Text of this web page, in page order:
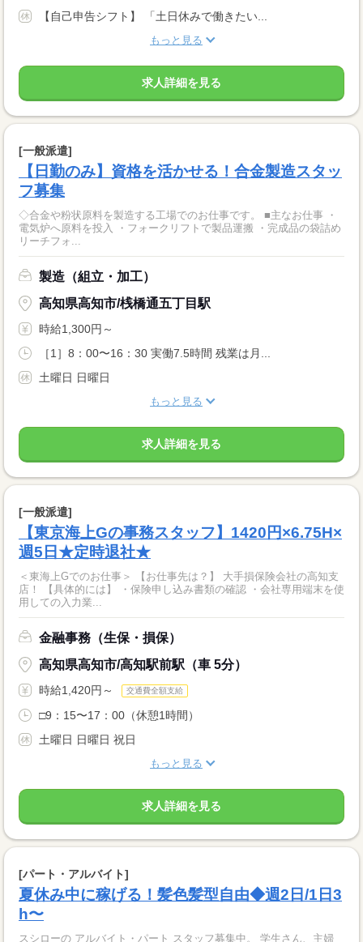
【自己申告シフト】 「土日休みで働きたい...
もっと見る
求人詳細を見る
[一般派遣]
【日勤のみ】資格を活かせる！合金製造スタッ
フ募集
◇合金や粉状原料を製造する工場でのお仕事です。 ■主なお仕事 ・
電気炉へ原料を投入 ・フォークリフトで製品運搬 ・完成品の袋詰め
リーチフォ...
製造（組立・加工）
高知県高知市/桟橋通五丁目駅
時給1,300円～
［1］8：00〜16：30 実働7.5時間 残業は月...
土曜日 日曜日
もっと見る
求人詳細を見る
[一般派遣]
【東京海上Gの事務スタッフ】1420円×6.75H×
週5日★定時退社★
＜東海上Gでのお仕事＞ 【お仕事先は？】 大手損保険会社の高知支
店！ 【具体的には】 ・保険申し込み書類の確認 ・会社専用端末を使
用しての入力業...
金融事務（生保・損保）
高知県高知市/高知駅前駅（車 5分）
時給1,420円～ 交通費全額支給
□9：15〜17：00（休憩1時間）
土曜日 日曜日 祝日
もっと見る
求人詳細を見る
[パート・アルバイト]
夏休み中に稼げる！髪色髪型自由◆週2日/1日3
h〜
スシローの アルバイト・パート スタッフ募集中。 学生さん、主婦